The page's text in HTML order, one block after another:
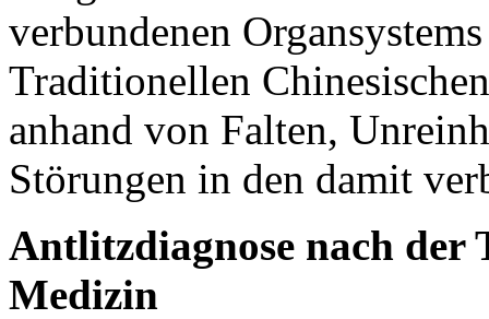
verbundenen
Traditionellen
anhand von Falten,
Störungen in den damit
Antlitzdiagnose nach der
Medizin